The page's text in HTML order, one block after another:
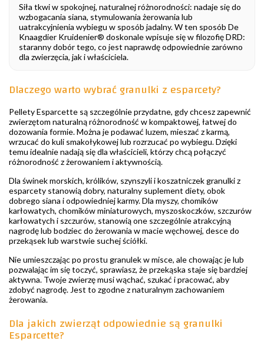
Siła tkwi w spokojnej, naturalnej różnorodności: nadaje się do
wzbogacania siana, stymulowania żerowania lub
uatrakcyjnienia wybiegu w sposób jadalny. W ten sposób De
Knaagdier Kruidenier® doskonale wpisuje się w filozofię DRD:
staranny dobór tego, co jest naprawdę odpowiednie zarówno
dla zwierzęcia, jak i właściciela.
Dlaczego warto wybrać granulki z esparcety?
Pellety Esparcette są szczególnie przydatne, gdy chcesz zapewnić
zwierzętom naturalną różnorodność w kompaktowej, łatwej do
dozowania formie. Można je podawać luzem, mieszać z karmą,
wrzucać do kuli smakołykowej lub rozrzucać po wybiegu. Dzięki
temu idealnie nadają się dla właścicieli, którzy chcą połączyć
różnorodność z żerowaniem i aktywnością.
Dla świnek morskich, królików, szynszyli i koszatniczek granulki z
esparcety stanowią dobry, naturalny suplement diety, obok
dobrego siana i odpowiedniej karmy. Dla myszy, chomików
karłowatych, chomików miniaturowych, myszoskoczków, szczurów
karłowatych i szczurów, stanowią one szczególnie atrakcyjną
nagrodę lub bodziec do żerowania w macie węchowej, desce do
przekąsek lub warstwie suchej ściółki.
Nie umieszczając po prostu granulek w misce, ale chowając je lub
pozwalając im się toczyć, sprawiasz, że przekąska staje się bardziej
aktywna. Twoje zwierzę musi wąchać, szukać i pracować, aby
zdobyć nagrodę. Jest to zgodne z naturalnym zachowaniem
żerowania.
Dla jakich zwierząt odpowiednie są granulki
Esparcette?